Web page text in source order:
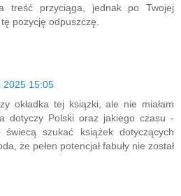
treść przyciąga, jednak po Twojej
pozycję odpuszczę.
2025 15:05
okładka tej książki, ale nie miałam
dotyczy Polski oraz jakiego czasu -
szukać książek dotyczących
że pełen potencjał fabuły nie został